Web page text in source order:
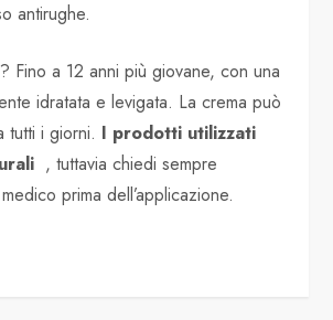
antirughe.
Fino a 12 anni più giovane, con una
idratata e levigata. La crema può
tutti i giorni. I prodotti utilizzati
, tuttavia chiedi sempre
prima dell’applicazione.